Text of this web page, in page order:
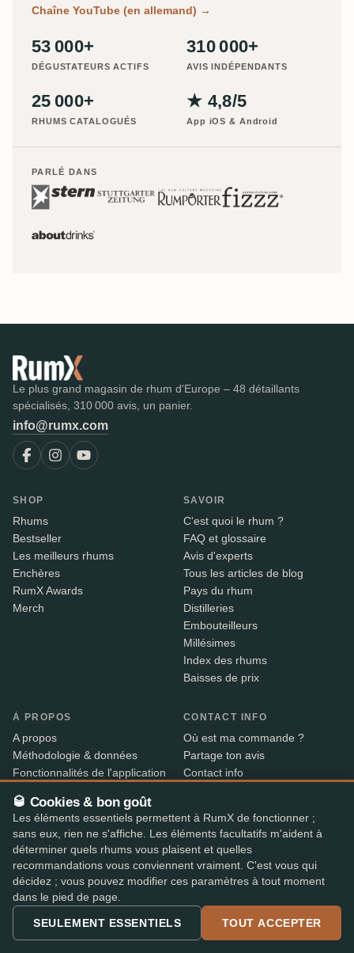
Chaîne YouTube (en allemand) →
53 000+
DÉGUSTATEURS ACTIFS
310 000+
AVIS INDÉPENDANTS
25 000+
RHUMS CATALOGUÉS
★ 4,8/5
App iOS & Android
PARLÉ DANS
Le plus grand magasin de rhum d'Europe – 48 détaillants
spécialisés, 310 000 avis, un panier.
info@rumx.com
SHOP
Rhums
Bestseller
Les meilleurs rhums
Enchères
RumX Awards
Merch
SAVOIR
C'est quoi le rhum ?
FAQ et glossaire
Avis d'experts
Tous les articles de blog
Pays du rhum
Distilleries
Embouteilleurs
Millésimes
Index des rhums
Baisses de prix
À PROPOS
A propos
Méthodologie & données
Fonctionnalités de l'application
Widget intégré
RX+
CONTACT INFO
Où est ma commande ?
Partage ton avis
Contact info
18+
Alcool vendu uniquement aux personnes âgées de 18 ans
et plus. Expédition avec vérification d’âge par nos
partenaires – le livreur contrôle la pièce d’identité à la
livraison.
🥃 Cookies & bon goût
Les éléments essentiels permettent à RumX de fonctionner ;
sans eux, rien ne s'affiche. Les éléments facultatifs m'aident à
déterminer quels rhums vous plaisent et quelles
recommandations vous conviennent vraiment. C'est vous qui
décidez ; vous pouvez modifier ces paramètres à tout moment
dans le pied de page.
SEULEMENT ESSENTIELS TOUT ACCEPTER